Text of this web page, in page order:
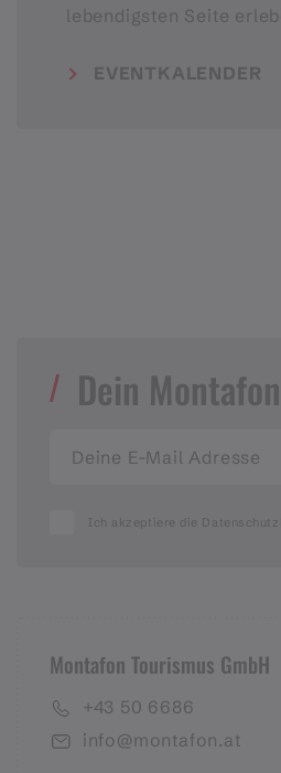
lebendigsten Seite
EVENTKALENDER
Dein
Ich akzeptiere die
Montafon Tourismus GmbH
+43 50 6686
info@montafon.at